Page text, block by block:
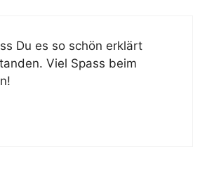
Du es so schön erklärt
Viel Spass beim